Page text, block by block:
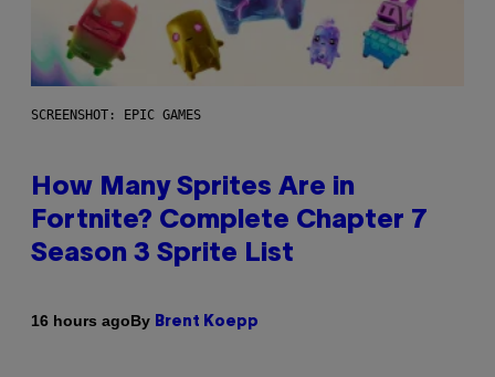
SCREENSHOT: EPIC GAMES
How Many Sprites Are in
Fortnite? Complete Chapter 7
Season 3 Sprite List
16 hours agoBy Brent Koepp